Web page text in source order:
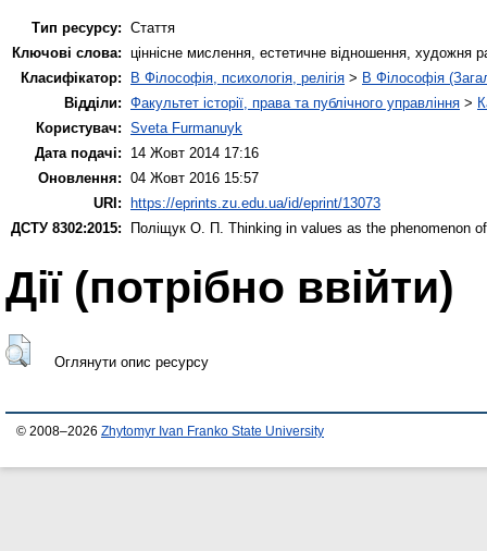
Тип ресурсу: Стаття
Ключові слова: ціннісне мислення, естетичне відношення, художня
Класифікатор:
B Філософія, психологія, релігія > B Філософія
Відділи: Факультет історії, права та публічного управління >
Користувач: Sveta Furmanuyk
Дата подачі:
14 Жовт 2014 17:16
Оновлення: 04 Жовт 2016 15:57
URI: https://eprints.zu.edu.ua/id/eprint/13073
ДСТУ 8302:2015:
Поліщук О. П. Thinking in values as the phenomenon
Дії ​​(потрібно ввійти)
Оглянути опис ресурсу
© 2008–2026 Zhytomyr Ivan Franko State University